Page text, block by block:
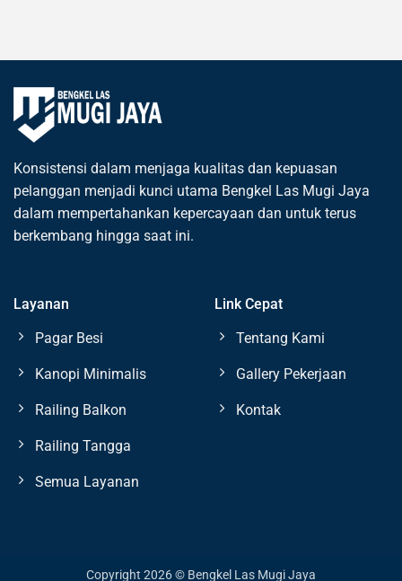
Konsistensi dalam menjaga kualitas dan kepuasan
pelanggan menjadi kunci utama Bengkel Las Mugi Jaya
dalam mempertahankan kepercayaan dan untuk terus
berkembang hingga saat ini.
Layanan
Pagar Besi
Kanopi Minimalis
Railing Balkon
Railing Tangga
Semua Layanan
Link Cepat
Tentang Kami
Gallery Pekerjaan
Kontak
Copyright 2026 © Bengkel Las Mugi Jaya